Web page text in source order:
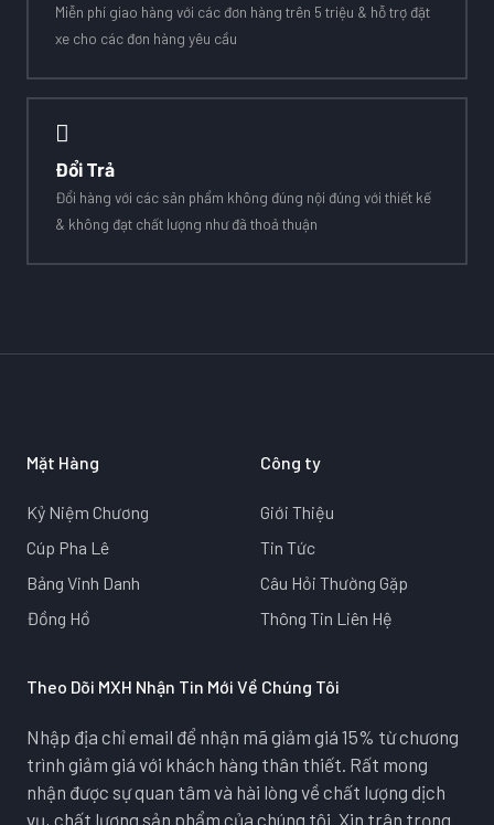
Miễn phí giao hàng với các đơn hàng trên 5 triệu & hỗ trợ đặt
xe cho các đơn hàng yêu cầu
Đổi Trả
Đổi hàng với các sản phẩm không đúng nội đúng với thiết kế
& không đạt chất lượng như đã thoả thuận
Mặt Hàng
Kỷ Niệm Chương
Cúp Pha Lê
Bảng Vinh Danh
Đồng Hồ
Công ty
Giới Thiệu
Tin Tức
Câu Hỏi Thường Gặp
Thông Tin Liên Hệ
Theo Dõi MXH Nhận Tin Mới Về Chúng Tôi
Nhập địa chỉ email để nhận mã giảm giá 15% từ chương
trình giảm giá với khách hàng thân thiết. Rất mong
nhận được sự quan tâm và hài lòng về chất lượng dịch
vụ, chất lượng sản phẩm của chúng tôi. Xin trân trọng